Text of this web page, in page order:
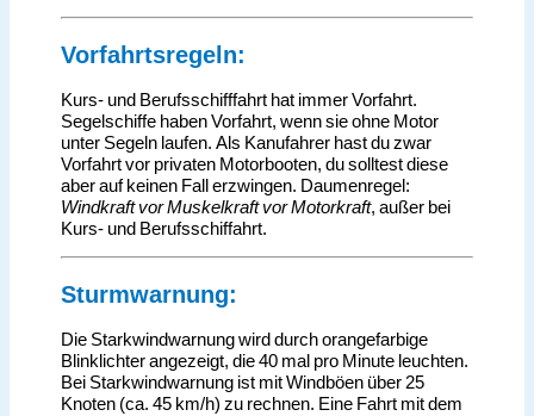
Vorfahrtsregeln:
Kurs- und Berufsschifffahrt hat immer Vorfahrt.
Segelschiffe haben Vorfahrt, wenn sie ohne Motor
unter Segeln laufen. Als Kanufahrer hast du zwar
Vorfahrt vor privaten Motorbooten, du solltest diese
aber auf keinen Fall erzwingen. Daumenregel:
Windkraft vor Muskelkraft vor Motorkraft, außer bei
Kurs- und Berufsschiffahrt.
Sturmwarnung:
Die Starkwindwarnung wird durch orangefarbige
Blinklichter angezeigt, die 40 mal pro Minute leuchten.
Bei Starkwindwarnung ist mit Windböen über 25
Knoten (ca. 45 km/h) zu rechnen. Eine Fahrt mit dem